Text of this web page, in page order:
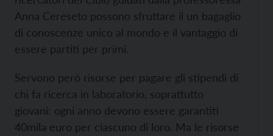
Anna Cereseto possono sfruttare il un bagaglio
di conoscenze unico al mondo e il vantaggio di
essere partiti per primi.
Servono però risorse per pagare gli stipendi di
chi fa ricerca in laboratorio, soprattutto
giovani: ogni anno devono essere garantiti
40mila euro per ciascuno di loro. Ma le risorse